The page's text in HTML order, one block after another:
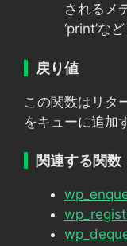
されるメ
‘print’など
戻り値
この関数はリタ
をキューに追加
関連する関数